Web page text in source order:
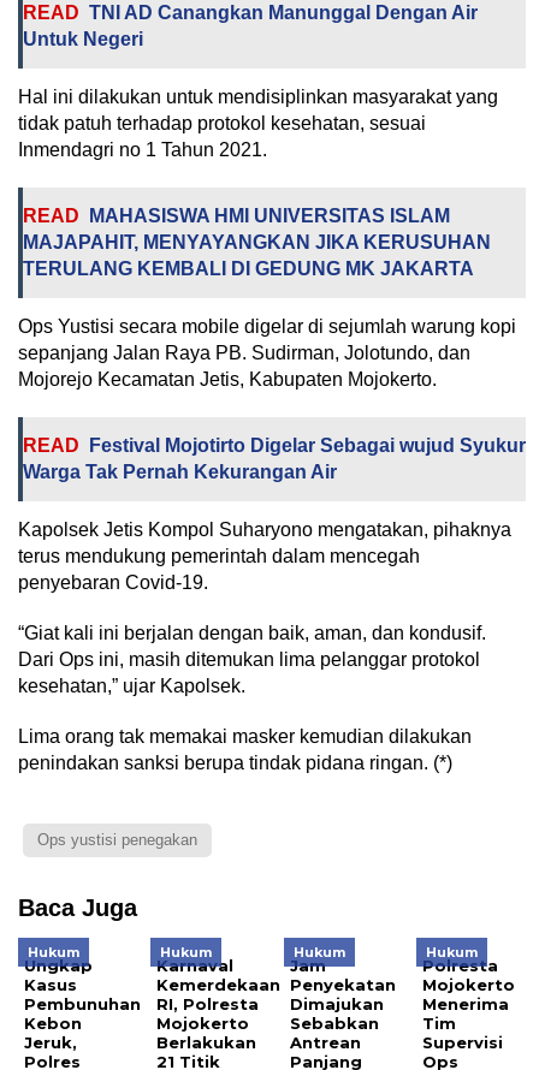
READ TNI AD Canangkan Manunggal Dengan Air
Untuk Negeri
Hal ini dilakukan untuk mendisiplinkan masyarakat yang
tidak patuh terhadap protokol kesehatan, sesuai
Inmendagri no 1 Tahun 2021.
READ
MAHASISWA HMI UNIVERSITAS ISLAM
MAJAPAHIT, MENYAYANGKAN JIKA KERUSUHAN
TERULANG KEMBALI DI GEDUNG MK JAKARTA
Ops Yustisi secara mobile digelar di sejumlah warung kopi
sepanjang Jalan Raya PB. Sudirman, Jolotundo, dan
Mojorejo Kecamatan Jetis, Kabupaten Mojokerto.
READ
Festival Mojotirto Digelar Sebagai wujud Syukur
Warga Tak Pernah Kekurangan Air
Kapolsek Jetis Kompol Suharyono mengatakan, pihaknya
terus mendukung pemerintah dalam mencegah
penyebaran Covid-19.
“Giat kali ini berjalan dengan baik, aman, dan kondusif.
Dari Ops ini, masih ditemukan lima pelanggar protokol
kesehatan,” ujar Kapolsek.
Lima orang tak memakai masker kemudian dilakukan
penindakan sanksi berupa tindak pidana ringan. (*)
Ops yustisi penegakan
Baca Juga
Hukum
Ungkap
Kasus
Pembunuhan
Kebon
Jeruk,
Polres
Hukum
Karnaval
Kemerdekaan
RI, Polresta
Mojokerto
Berlakukan
21 Titik
Hukum
Jam
Penyekatan
Dimajukan
Sebabkan
Antrean
Panjang
Hukum
Polresta
Mojokerto
Menerima
Tim
Supervisi
Ops